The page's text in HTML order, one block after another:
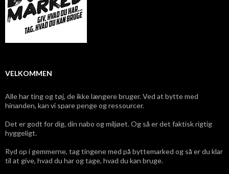
VELKOMMEN
Alle har ting og tøj, de ikke længere bruger. Ved at bytte med
hinanden, kan vi spare penge og ressourcer.
Det er godt for dig, din nabo og miljøet. Og så er det faktisk rigtig
hyggeligt.
Ryd op i gemmerne, tag tingene med på byttemarked og så er du klar
til at give, hvad du har og tage, hvad du kan bruge.